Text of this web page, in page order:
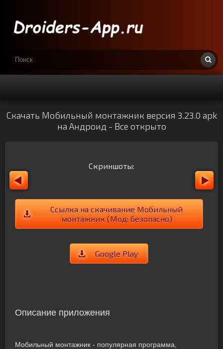
Скачать Мобильный монтажник версия 3.23.0 apk
на Андроид - Все открыто
Скриншоты:
Ссылка на скачивание Мобильный
монтажник (Мод: безопасно)
Google Play
Описание приложения
Мобильный монтажник - популярная программа,